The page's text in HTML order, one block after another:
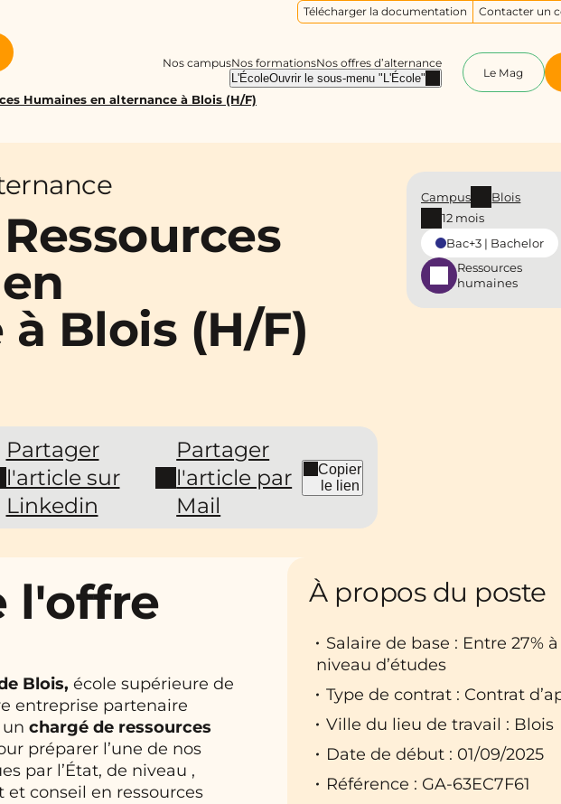
Nos campusNos formationsNos offres d’alternance
L'ÉcoleOuvrir le sous-menu "L'École" Le Mag
Télécharger la documentation Contacter un
Humaines en alternance à Blois (H/F)
Blois (H/F)
Partager
l'article sur
Linkedin
Partager
l'article par
Mail
Copier
le lien
Campus
Blois
12 mois
Bac+3 | Bachelor
Ressources
humaines
l'offre
Blois, école supérieure de
entreprise partenaire
chargé de ressources
préparer l’une de nos
par l’État, de niveau ,
conseil en ressources
À propos du poste
Salaire de base : Entre 27%
niveau d’études
Type de contrat : Contrat
Ville du lieu de travail : Blois
Date de début : 01/09/2025
Référence : GA-63EC7F61